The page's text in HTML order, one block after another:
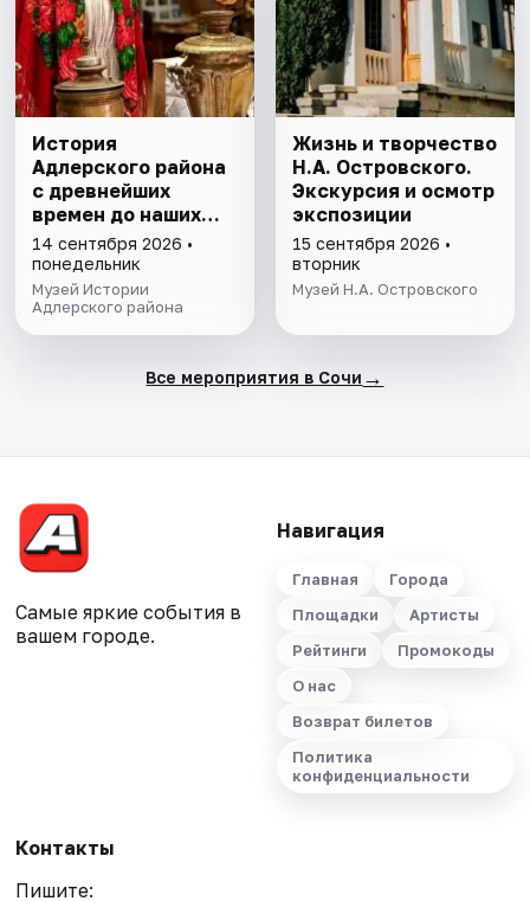
История
Адлерского района
с древнейших
времен до наших
дней. Экскурсия
14 сентября 2026 •
понедельник
Музей Истории
Адлерского района
Жизнь и творчество
Н.А. Островского.
Экскурсия и осмотр
экспозиции
15 сентября 2026 •
вторник
Музей Н.А. Островского
Все мероприятия в Сочи →
Самые яркие события в
вашем городе.
Навигация
Главная
Города
Площадки
Артисты
Рейтинги
Промокоды
О нас
Возврат билетов
Политика
конфиденциальности
Контакты
Пишите: